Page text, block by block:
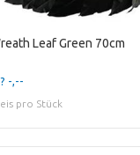
Leaf Green 70cm
-,--
pro Stück